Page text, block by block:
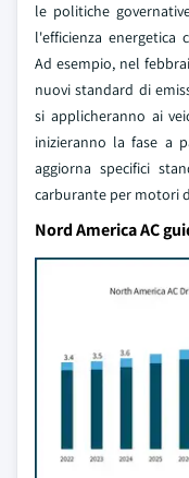
le politiche
l'efficienza
Ad esempio, nel
nuovi standard di
si applicheranno ai
inizieranno la fase a
aggiorna specifici
carburante per motori
Nord America AC